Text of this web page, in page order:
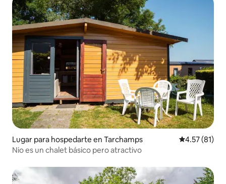
Lugar para hospedarte en Tarchamps Calificación
4.57 (81)
Nio es un chalet básico pero atractivo